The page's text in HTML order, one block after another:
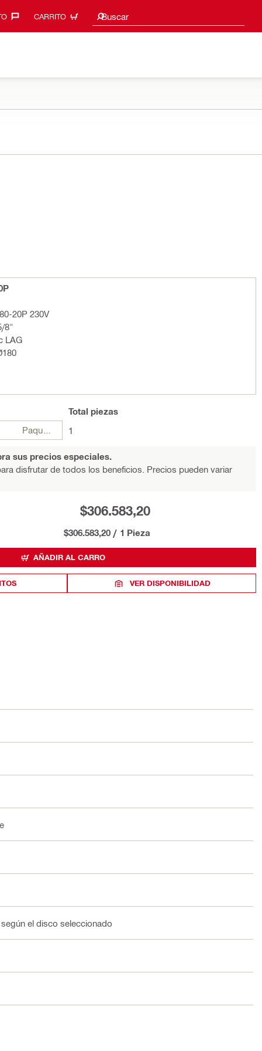
CARRITO Buscar
Sugerencias de búsqueda
20P 230V
8"
LAG
Paquetes
Total piezas
1
sus precios especiales.
disfrutar de todos los beneficios. Precios pueden variar
$306.583,20
$306.583,20 / 1 Pieza
AÑADIR AL CARRO
VER DISPONIBILIDAD
el disco seleccionado